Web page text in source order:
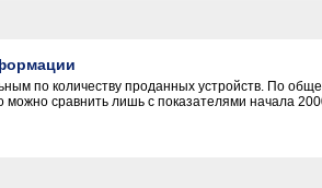
по количеству проданных устройств. По
сравнить лишь с показателями начала